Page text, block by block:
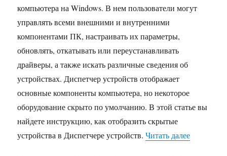
компьютера на Windows. В нем пользователи могут
управлять всеми внешними и внутренними
компонентами ПК, настраивать их параметры,
обновлять, откатывать или переустанавливать
драйверы, а также искать различные сведения об
устройствах. Диспетчер устройств отображает
основные компоненты компьютера, но некоторое
оборудование скрыто по умолчанию. В этой статье вы
найдете инструкцию, как отобразить скрытые
устройства в Диспетчере устройств.Читать далее«Как